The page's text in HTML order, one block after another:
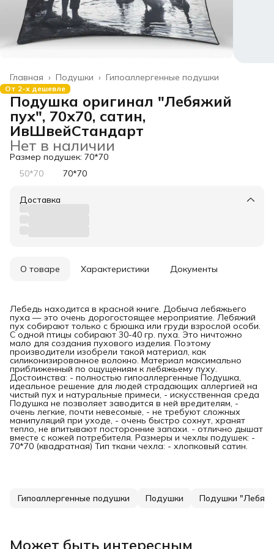
Гипоаллергенные подушки
Подушки ›
Главная ›
От 2-х дешевле
Подушка оригинал "Лебяжий
пух", 70х70, сатин,
ИвШвейСтандарт
Нет в наличии
Размер подушек: 70*70
50*70
70*70
Доставка
О товаре Характеристики Документы
Лебедь находится в красной книге. Добыча лебяжьего
пуха — это очень дорогостоящее мероприятие. Лебяжий
пух собирают только с брюшка или груди взрослой особи.
С одной птицы собирают 30-40 гр. пуха. Это ничтожно
мало для создания пухового изделия. Поэтому
производители изобрели такой материал, как
силиконизированное волокно. Материал максимально
приближенный по ощущениям к лебяжьему пуху.
Достоинства: - полностью гипоаллергенные Подушка,
идеальное решение для людей страдающих аллергией на
чистый пух и натуральные примеси, - искусственная среда
Подушка не позволяет заводится в ней вредителям, -
очень легкие, почти невесомые, - не требуют сложных
манипуляций при уходе, - очень быстро сохнут, хранят
тепло, не впитывают посторонние запахи. - отлично дышат
вместе с кожей потребителя. Размеры и чехлы подушек: -
70*70 (квадратная) Тип ткани чехла: - хлопковый сатин.
Гипоаллергенные подушки Подушки Подушки
Может быть интересным